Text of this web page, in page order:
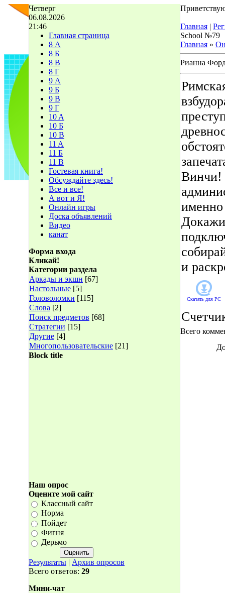
Четверг
06.08.2026
21:46
Главная страница
8 А
8 Б
8 В
8 Г
9 А
9 Б
9 В
9 Г
10 A
10 Б
10 В
11 A
11 Б
11 В
Гостевая книга!
Обсуждайте здесь!
Все и все!
А вот и Я!
Онлайн игры
Доска объявлений
Видео
канат
Форма входа
Кликай!
Категории раздела
Аркады и экшн [67]
Настольные [5]
Головоломки [115]
Слова [2]
Поиск предметов [68]
Стратегии [15]
Другие [4]
Многопользовательские [21]
Block title
Наш опрос
Оцените мой сайт
Классный сайт
Норма
Пойдет
Фигня
Дерьмо
Результаты | Архив опросов
Всего ответов: 29
Мини-чат
Главная |
School №79
Главная »
Рианна
Винчи!
именно
и
Скачать для PC
Всего